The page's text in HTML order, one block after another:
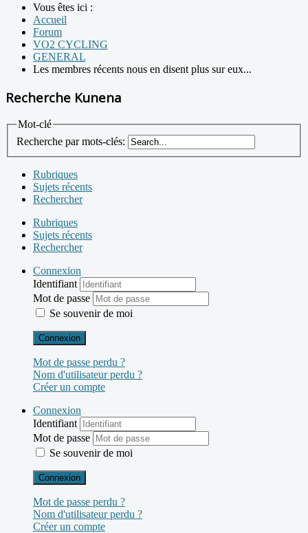
Vous êtes ici :
Accueil
Forum
VO2 CYCLING
GENERAL
Les membres récents nous en disent plus sur eux...
Recherche Kunena
Mot-clé
Recherche par mots-clés:
Rubriques
Sujets récents
Rechercher
Rubriques
Sujets récents
Rechercher
Connexion
Identifiant
Mot de passe
Se souvenir de moi
Connexion
Mot de passe perdu ?
Nom d'utilisateur perdu ?
Créer un compte
Connexion
Identifiant
Mot de passe
Se souvenir de moi
Connexion
Mot de passe perdu ?
Nom d'utilisateur perdu ?
Créer un compte